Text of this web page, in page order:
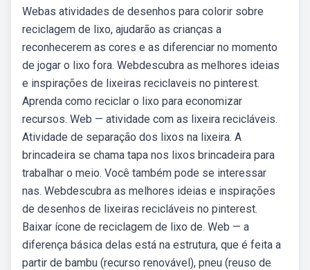
Webas atividades de desenhos para colorir sobre
reciclagem de lixo, ajudarão as crianças a
reconhecerem as cores e as diferenciar no momento
de jogar o lixo fora. Webdescubra as melhores ideias
e inspirações de lixeiras reciclaveis no pinterest.
Aprenda como reciclar o lixo para economizar
recursos. Web — atividade com as lixeira recicláveis.
Atividade de separação dos lixos na lixeira. A
brincadeira se chama tapa nos lixos brincadeira para
trabalhar o meio. Você também pode se interessar
nas. Webdescubra as melhores ideias e inspirações
de desenhos de lixeiras recicláveis no pinterest.
Baixar ícone de reciclagem de lixo de. Web — a
diferença básica delas está na estrutura, que é feita a
partir de bambu (recurso renovável), pneu (reuso de